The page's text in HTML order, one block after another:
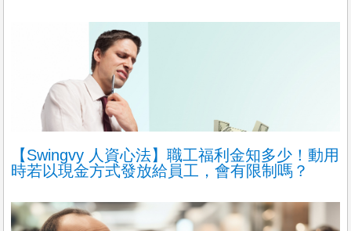
【Swingvy 人資心法】職工福利金知多少！動用
時若以現金方式發放給員工，會有限制嗎？